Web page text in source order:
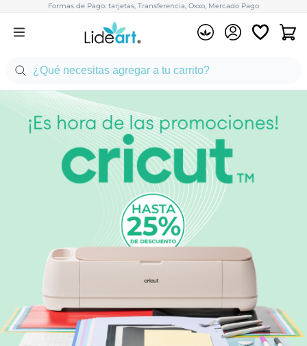
Formas de Pago: tarjetas, Transferencia, Oxxo, Mercado Pago